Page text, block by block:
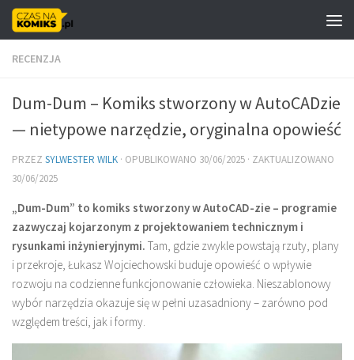
Skip to content
RECENZJA
Dum-Dum – Komiks stworzony w AutoCADzie
— nietypowe narzędzie, oryginalna opowieść
PRZEZ SYLWESTER WILK · OPUBLIKOWANO 30/06/2025 · ZAKTUALIZOWANO
30/06/2025
„Dum-Dum” to komiks stworzony w AutoCAD-zie – programie
zazwyczaj kojarzonym z projektowaniem technicznym i
rysunkami inżynieryjnymi. Tam, gdzie zwykle powstają rzuty, plany
i przekroje, Łukasz Wojciechowski buduje opowieść o wpływie
rozwoju na codzienne funkcjonowanie człowieka. Nieszablonowy
wybór narzędzia okazuje się w pełni uzasadniony – zarówno pod
względem treści, jak i formy.